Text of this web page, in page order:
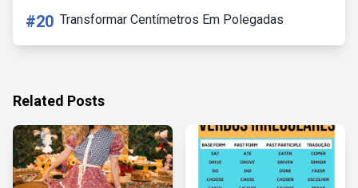
#20 Transformar Centímetros Em Polegadas
Related Posts